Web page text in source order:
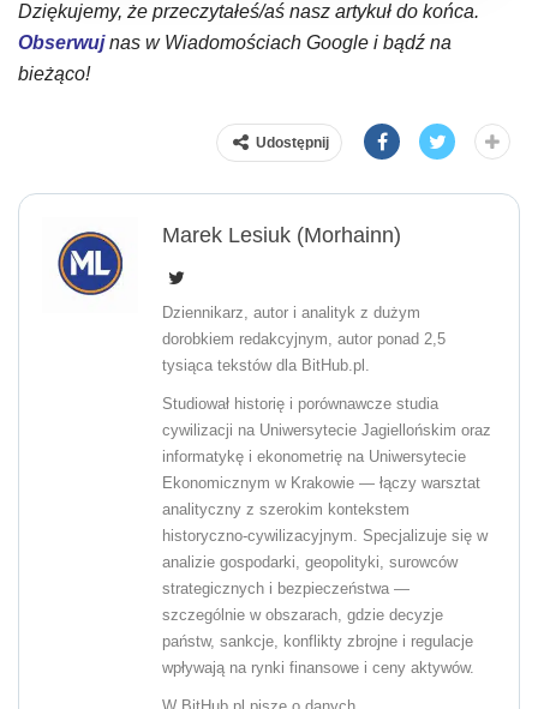
Dziękujemy, że przeczytałeś/aś nasz artykuł do końca.
Obserwujnas w Wiadomościach Google i bądź na
bieżąco!
Udostępnij
Marek Lesiuk (Morhainn)
Dziennikarz, autor i analityk z dużym
dorobkiem redakcyjnym, autor ponad 2,5
tysiąca tekstów dla BitHub.pl.
Studiował historię i porównawcze studia
cywilizacji na Uniwersytecie Jagiellońskim oraz
informatykę i ekonometrię na Uniwersytecie
Ekonomicznym w Krakowie — łączy warsztat
analityczny z szerokim kontekstem
historyczno-cywilizacyjnym. Specjalizuje się w
analizie gospodarki, geopolityki, surowców
strategicznych i bezpieczeństwa —
szczególnie w obszarach, gdzie decyzje
państw, sankcje, konflikty zbrojne i regulacje
wpływają na rynki finansowe i ceny aktywów.